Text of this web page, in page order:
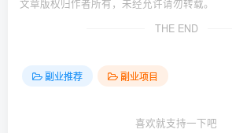
文章版权归作者所有，未经允许请勿转载。
THE END
副业推荐 副业项目
喜欢就支持一下吧